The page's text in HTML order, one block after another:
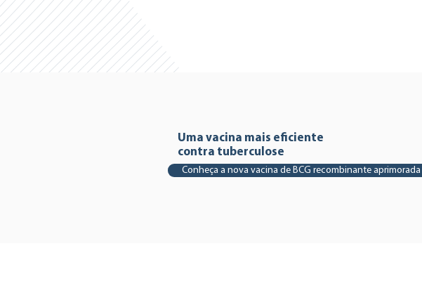
Uma vacina mais eficiente
contra tuberculose
Conheça a nova vacina de BCG recombinante aprimorada